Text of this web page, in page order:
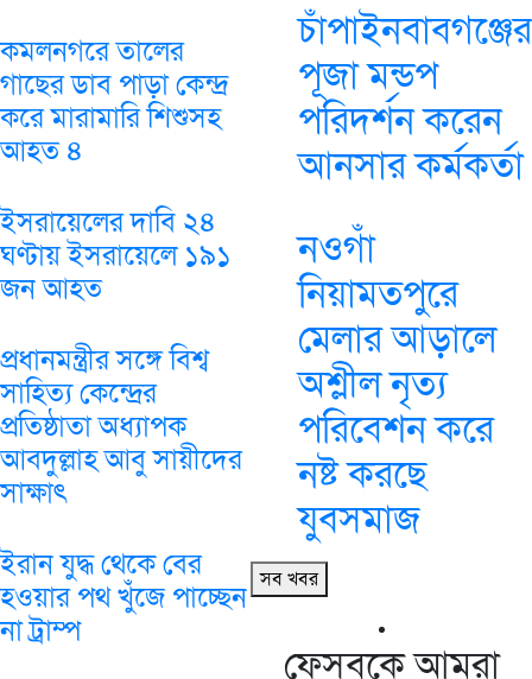
কমলনগরে তালের
গাছের ডাব পাড়া কেন্দ্র
করে মারামারি শিশুসহ
আহত ৪
ইসরায়েলের দাবি ২৪
ঘণ্টায় ইসরায়েলে ১৯১
জন আহত
প্রধানমন্ত্রীর সঙ্গে বিশ্ব
সাহিত্য কেন্দ্রের
প্রতিষ্ঠাতা অধ্যাপক
আবদুল্লাহ আবু সায়ীদের
সাক্ষাৎ
ইরান যুদ্ধ থেকে বের
হওয়ার পথ খুঁজে পাচ্ছেন
না ট্রাম্প
চাঁপাইনবাবগঞ্জের
পূজা মন্ডপ
পরিদর্শন করেন
আনসার কর্মকর্তা
নওগাঁ
নিয়ামতপুরে
মেলার আড়ালে
অশ্লীল নৃত্য
পরিবেশন করে
নষ্ট করছে
যুবসমাজ
সব খবর
ফেসবুকে আমরা